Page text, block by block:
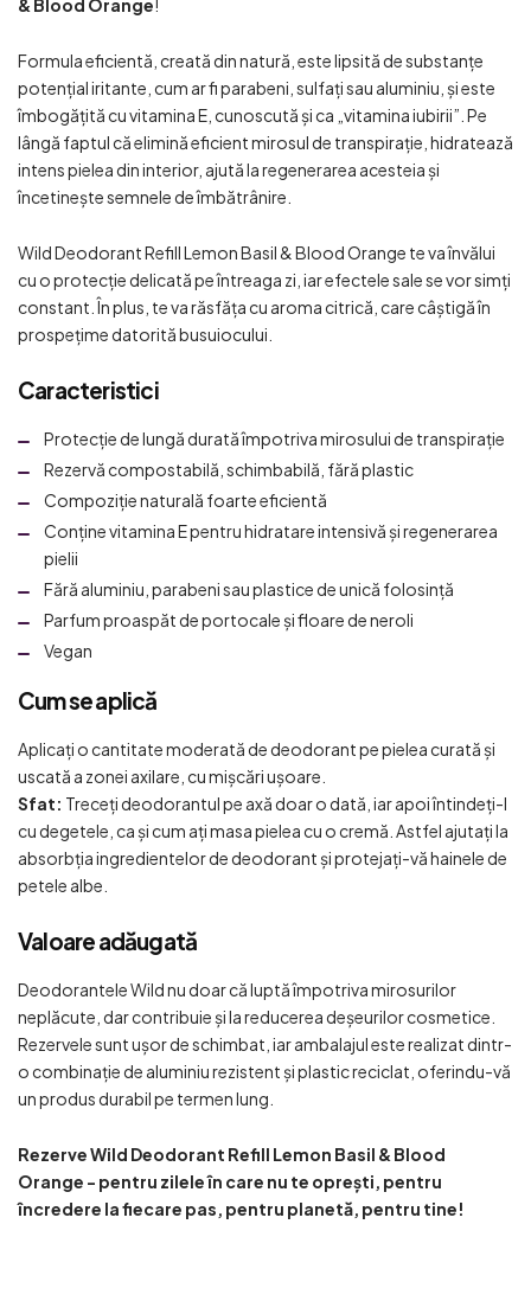
& Blood Orange!
Formula eficientă, creată din natură, este lipsită de substanțe
potențial iritante, cum ar fi parabeni, sulfați sau aluminiu, și este
îmbogățită cu vitamina E, cunoscută și ca „vitamina iubirii”. Pe
lângă faptul că elimină eficient mirosul de transpirație, hidratează
intens pielea din interior, ajută la regenerarea acesteia și
încetinește semnele de îmbătrânire.
Wild Deodorant Refill Lemon Basil & Blood Orange te va învălui
cu o protecție delicată pe întreaga zi, iar efectele sale se vor simți
constant. În plus, te va răsfăța cu aroma citrică, care câștigă în
prospețime datorită busuiocului.
Caracteristici
Protecție de lungă durată împotriva mirosului de transpirație
Rezervă compostabilă, schimbabilă, fără plastic
Compoziție naturală foarte eficientă
Conține vitamina E pentru hidratare intensivă și regenerarea
pielii
Fără aluminiu, parabeni sau plastice de unică folosință
Parfum proaspăt de portocale și floare de neroli
Vegan
Cum se aplică
Aplicați o cantitate moderată de deodorant pe pielea curată și
uscată a zonei axilare, cu mișcări ușoare.
Sfat: Treceți deodorantul pe axă doar o dată, iar apoi întindeți-l
cu degetele, ca și cum ați masa pielea cu o cremă. Astfel ajutați la
absorbția ingredientelor de deodorant și protejați-vă hainele de
petele albe.
Valoare adăugată
Deodorantele Wild nu doar că luptă împotriva mirosurilor
neplăcute, dar contribuie și la reducerea deșeurilor cosmetice.
Rezervele sunt ușor de schimbat, iar ambalajul este realizat dintr-
o combinație de aluminiu rezistent și plastic reciclat, oferindu-vă
un produs durabil pe termen lung.
Rezerve Wild Deodorant Refill Lemon Basil & Blood
Orange - pentru zilele în care nu te oprești, pentru
încredere la fiecare pas, pentru planetă, pentru tine!